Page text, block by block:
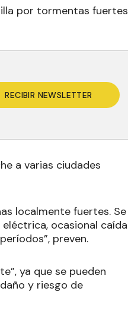
por tormentas fuertes
RECIBIR NEWSLETTER
a varias ciudades
localmente fuertes. Se
ocasional caída
preven.
ya que se pueden
y riesgo de